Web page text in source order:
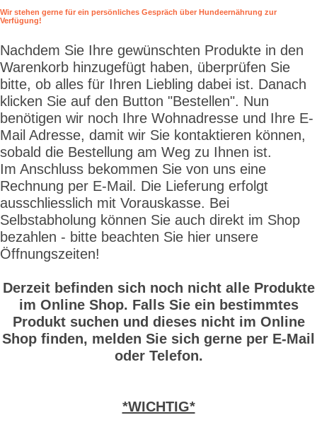
Wir stehen gerne für ein persönliches Gespräch über Hundeernährung zur
Verfügung!
Nachdem Sie Ihre gewünschten Produkte in den
Warenkorb hinzugefügt haben, überprüfen Sie
bitte, ob alles für Ihren Liebling dabei ist. Danach
klicken Sie auf den Button "Bestellen". Nun
benötigen wir noch Ihre Wohnadresse und Ihre E-
Mail Adresse, damit wir Sie kontaktieren können,
sobald die Bestellung am Weg zu Ihnen ist.
Im Anschluss bekommen Sie von uns eine
Rechnung per E-Mail. Die Lieferung erfolgt
ausschliesslich mit Vorauskasse. Bei
Selbstabholung können Sie auch direkt im Shop
bezahlen - bitte beachten Sie hier unsere
Öffnungszeiten!
Derzeit befinden sich noch nicht alle Produkte
im Online Shop. Falls Sie ein bestimmtes
Produkt suchen und dieses nicht im Online
Shop finden, melden Sie sich gerne per E-Mail
oder Telefon.
*WICHTIG*